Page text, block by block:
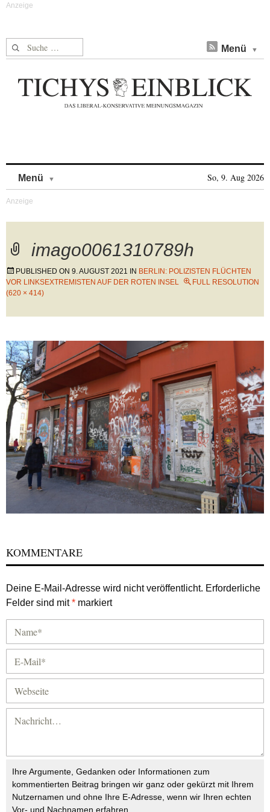
Suche nach: Menü
Menü So, 9. Aug 2026
imago0061310789h
PUBLISHED ON 9. AUGUST 2021 IN BERLIN: POLIZISTEN FLÜCHTEN
VOR LINKSEXTREMISTEN AUF DER ROTEN INSEL
FULL RESOLUTION
(620 × 414)
KOMMENTARE
Deine E-Mail-Adresse wird nicht veröffentlicht. Erforderliche
Felder sind mit* markiert
Ihre Argumente, Gedanken oder Informationen zum
kommentierten Beitrag bringen wir ganz oder gekürzt mit Ihrem
Nutzernamen und ohne Ihre E-Adresse, wenn wir Ihren echten
Vor- und Nachnamen erfahren.